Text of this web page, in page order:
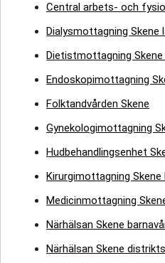
Central arbets- och
Dialysmottagning Skene
Dietistmottagning
Endoskopimottagning
Folktandvården Skene
Gynekologimottagning
Hudbehandlingsenhet
Kirurgimottagning
Medicinmottagning
Närhälsan Skene
Närhälsan Skene